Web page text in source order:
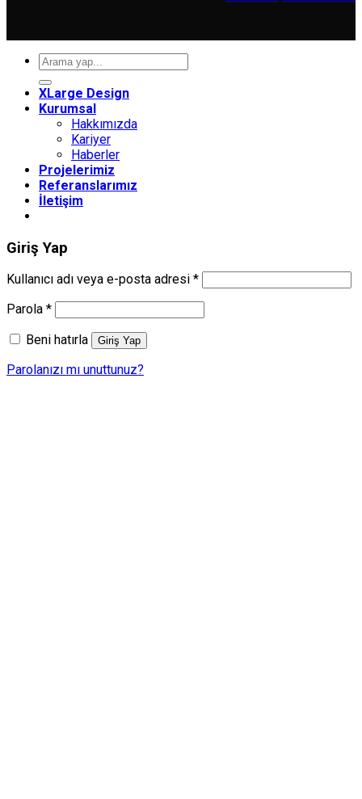
Ara:
XLarge Design
Kurumsal
Hakkımızda
Kariyer
Haberler
Projelerimiz
Referanslarımız
İletişim
Giriş Yap
Kullanıcı adı veya e-posta adresi *Gerekli
Parola *Gerekli
Beni hatırla Giriş Yap
Parolanızı mı unuttunuz?